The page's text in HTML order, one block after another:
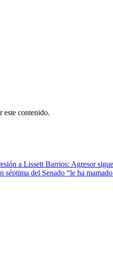
este contenido.
a Lissett Barrios: Agresor
del Senado “le ha